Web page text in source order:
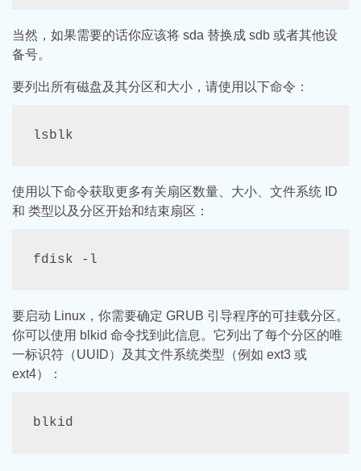
当然，如果需要的话你应该将 sda 替换成 sdb 或者其他设
备号。
要列出所有磁盘及其分区和大小，请使用以下命令：
lsblk
使用以下命令获取更多有关扇区数量、大小、文件系统 ID
和 类型以及分区开始和结束扇区：
fdisk -l
要启动 Linux，你需要确定 GRUB 引导程序的可挂载分区。
你可以使用 blkid 命令找到此信息。它列出了每个分区的唯
一标识符（UUID）及其文件系统类型（例如 ext3 或
ext4）：
blkid